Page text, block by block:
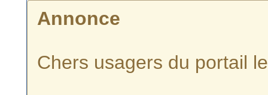
Annonce
Chers usagers du portail